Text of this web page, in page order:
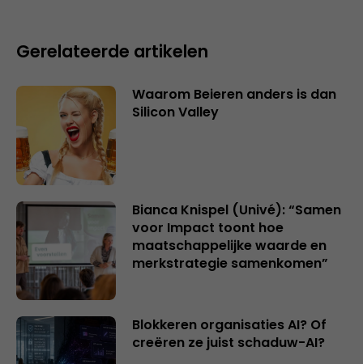
Gerelateerde artikelen
Waarom Beieren anders is dan
Silicon Valley
Bianca Knispel (Univé): “Samen
voor Impact toont hoe
maatschappelijke waarde en
merkstrategie samenkomen”
Blokkeren organisaties AI? Of
creëren ze juist schaduw-AI?